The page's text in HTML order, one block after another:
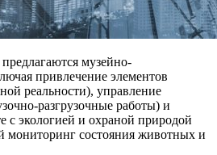
музейно-
привлечение элементов
реальности), управление
разгрузочные работы) и
с экологией и охраной природой
мониторинг состояния животных и